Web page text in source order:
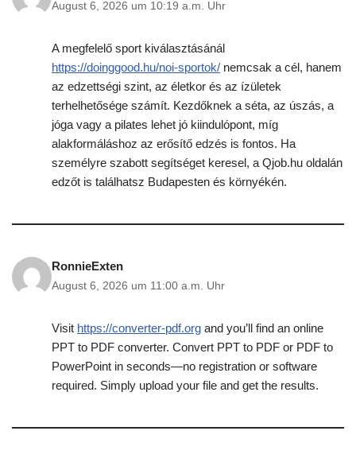
August 6, 2026 um 10:19 a.m. Uhr
A megfelelő sport kiválasztásánál
https://doinggood.hu/noi-sportok/ nemcsak a cél, hanem
az edzettségi szint, az életkor és az ízületek
terhelhetősége számít. Kezdőknek a séta, az úszás, a
jóga vagy a pilates lehet jó kiindulópont, míg
alakformáláshoz az erősítő edzés is fontos. Ha
személyre szabott segítséget keresel, a Qjob.hu oldalán
edzőt is találhatsz Budapesten és környékén.
RonnieExten
August 6, 2026 um 11:00 a.m. Uhr
Visit https://converter-pdf.org and you’ll find an online
PPT to PDF converter. Convert PPT to PDF or PDF to
PowerPoint in seconds—no registration or software
required. Simply upload your file and get the results.